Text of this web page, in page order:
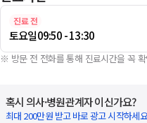
진료 전
토요일09:50 - 13:30
※ 방문 전 전화를 통해 진료시간을 꼭
혹시 의사·병원관계자 이신가요?
최대 200만원 받고 바로 광고 시작하세